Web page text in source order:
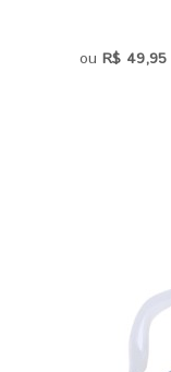
ou R$ 49,95